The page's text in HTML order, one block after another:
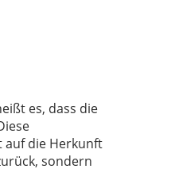
es, dass die
auf die Herkunft
sondern